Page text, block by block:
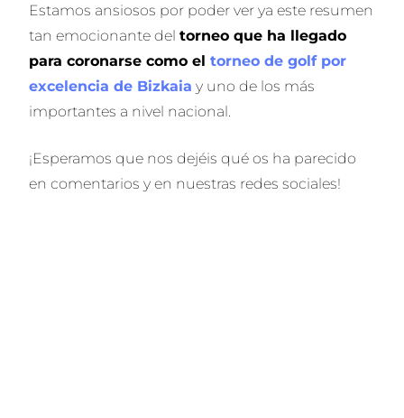
Estamos ansiosos por poder ver ya este resumen
tan emocionante deltorneo que ha llegado
para coronarse como eltorneo de golf por
excelencia de Bizkaia y uno de los más
importantes a nivel nacional.
¡Esperamos que nos dejéis qué os ha parecido
en comentarios y en nuestras redes sociales!